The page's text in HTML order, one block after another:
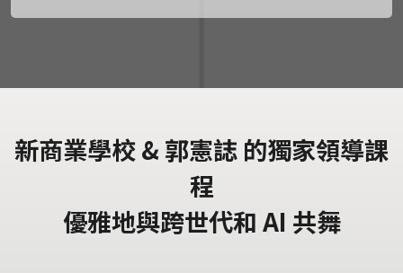
新商業學校 & 郭憲誌 的獨家領導課
程
優雅地與跨世代和 AI 共舞